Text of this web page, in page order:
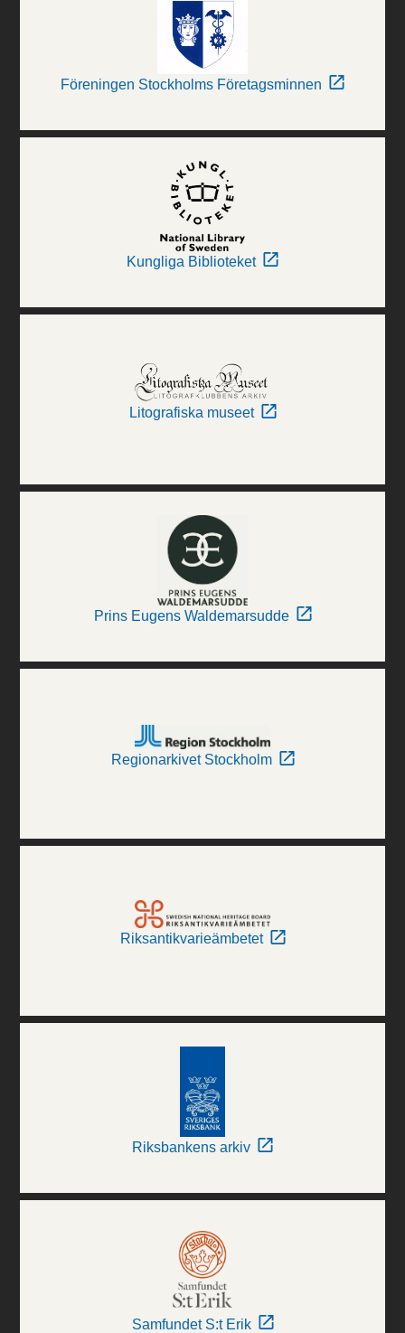
Föreningen Stockholms Företagsminnen
Kungliga Biblioteket
Litografiska museet
Prins Eugens Waldemarsudde
Regionarkivet Stockholm
Riksantikvarieämbetet
Riksbankens arkiv
Samfundet S:t Erik